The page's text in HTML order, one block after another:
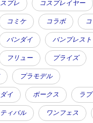
スプレ コスプレイヤー
コミケ コラボ
バンダイ バンプレスト
フリュー プライズ
プラモデル
イ ボークス ラ
ィバル ワンフェス